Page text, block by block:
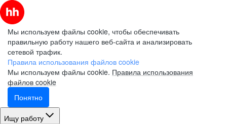
Мы используем файлы cookie, чтобы обеспечивать
правильную работу нашего веб-сайта и анализировать
сетевой трафик.
Правила использования файлов cookie
Мы используем файлы cookie. Правила использования
файлов cookie
Понятно
Ищу работу